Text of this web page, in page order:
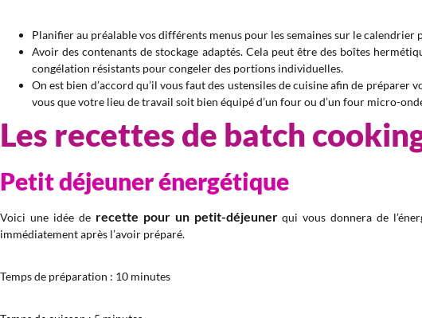
Planifier au préalable vos différents menus pour les semaines sur le calendrier
Avoir des contenants de stockage adaptés. Cela peut être des boîtes
congélation résistants pour congeler des portions individuelles.
On est bien d’accord qu’il vous faut des ustensiles de cuisine afin de préparer
vous que votre lieu de travail soit bien équipé d’un four ou d’un four micro-
Les recettes de batch
Petit déjeuner énergétique
Voici une idée de recette pour un petit-déjeunerqui vous donnera de
immédiatement après l’avoir préparé.
Temps de préparation : 10 minutes